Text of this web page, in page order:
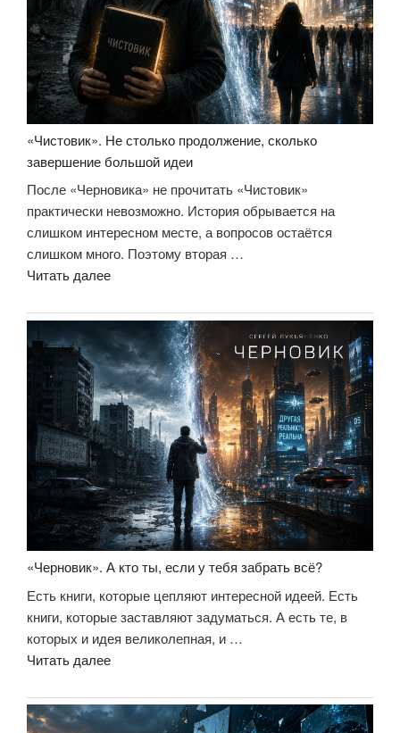
«Чистовик». Не столько продолжение, сколько
завершение большой идеи
После «Черновика» не прочитать «Чистовик»
практически невозможно. История обрывается на
слишком интересном месте, а вопросов остаётся
слишком много. Поэтому вторая …
Читать далее««Чистовик».
столько
продолжение,
сколько
завершение
большой
идеи»
«Черновик». А кто ты, если у тебя забрать всё?
Есть книги, которые цепляют интересной идеей. Есть
книги, которые заставляют задуматься. А есть те, в
которых и идея великолепная, и …
Читать далее««Черновик».
кто
ты,